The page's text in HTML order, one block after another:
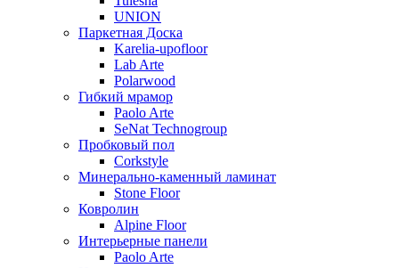
UNION
Паркетная Доска
Karelia-upofloor
Lab Arte
Polarwood
Гибкий мрамор
Paolo Arte
SeNat Technogroup
Пробковый пол
Corkstyle
Минерально-каменный ламинат
Stone Floor
Ковролин
Alpine Floor
Интерьерные панели
Paolo Arte